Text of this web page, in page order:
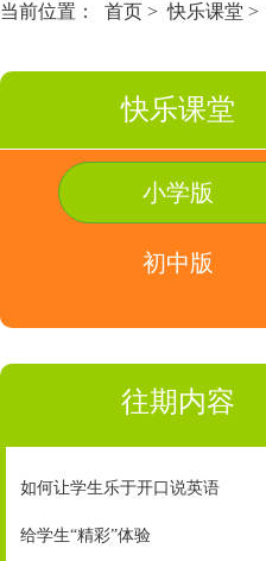
当前位置： 首页 >快乐课堂 >
快乐课堂
小学版
初中版
往期内容
如何让学生乐于开口说英语
给学生“精彩”体验